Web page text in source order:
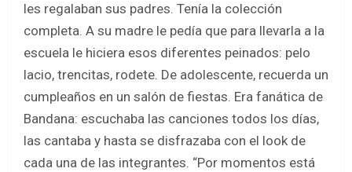
les regalaban sus padres. Tenía la colección
completa. A su madre le pedía que para llevarla a la
escuela le hiciera esos diferentes peinados: pelo
lacio, trencitas, rodete. De adolescente, recuerda un
cumpleaños en un salón de fiestas. Era fanática de
Bandana: escuchaba las canciones todos los días,
las cantaba y hasta se disfrazaba con el look de
cada una de las integrantes. “Por momentos está